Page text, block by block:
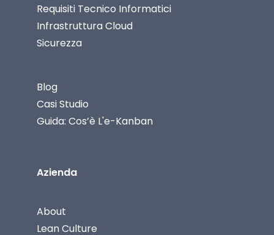
Requisiti Tecnico Informatici
Infrastruttura Cloud
Sicurezza
Blog
Casi Studio
Guida: Cos’è L'e-Kanban
Azienda
About
Lean Culture